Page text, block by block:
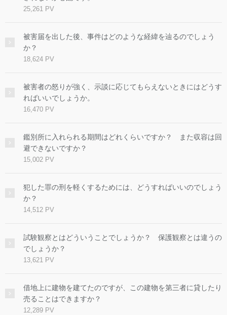
25,261 PV
被害届を出した後、事件はどのような経緯を辿るのでしょう
か？
18,624 PV
被害者の怒りが強く、示談に応じてもらえないときにはどうす
ればいいでしょうか。
16,470 PV
鑑別所に入れられる期間はどれくらいですか？ また収容は回
避できないですか？
15,002 PV
犯した罪の刑を軽くするためには、どうすればいいのでしょう
か？
14,512 PV
試験観察とはどういうことでしょうか？ 保護観察とは違うの
でしょうか？
13,621 PV
借地上に建物を建てたのですが、この建物を第三者に貸したり
売ることはできますか？
12,289 PV